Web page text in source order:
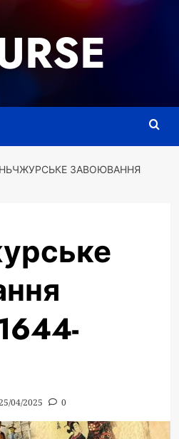
ЗАВОЮВАННЯ
04/2025 0